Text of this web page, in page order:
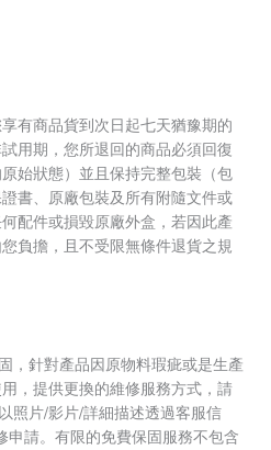
有商品貨到次日起七天猶豫期的
用期，您所退回的商品必須回復
始狀態）並且保持完整包裝（包
書、原廠包裝及所有附隨文件或
配件或損毀原廠外盒，若因此產
負擔，且不受限無條件退貨之規
，針對產品因原物料瑕疵或是生產
，提供更換的維修服務方式，請
照片/影片/詳細描述透過客服信
請。有限的免費保固服務不包含